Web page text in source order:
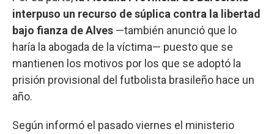
interpuso un recurso de súplica contra la libertad
bajo fianza de Alves —también anunció que lo
haría la abogada de la víctima— puesto que se
mantienen los motivos por los que se adoptó la
prisión provisional del futbolista brasileño hace un
año.
Según informó el pasado viernes el ministerio